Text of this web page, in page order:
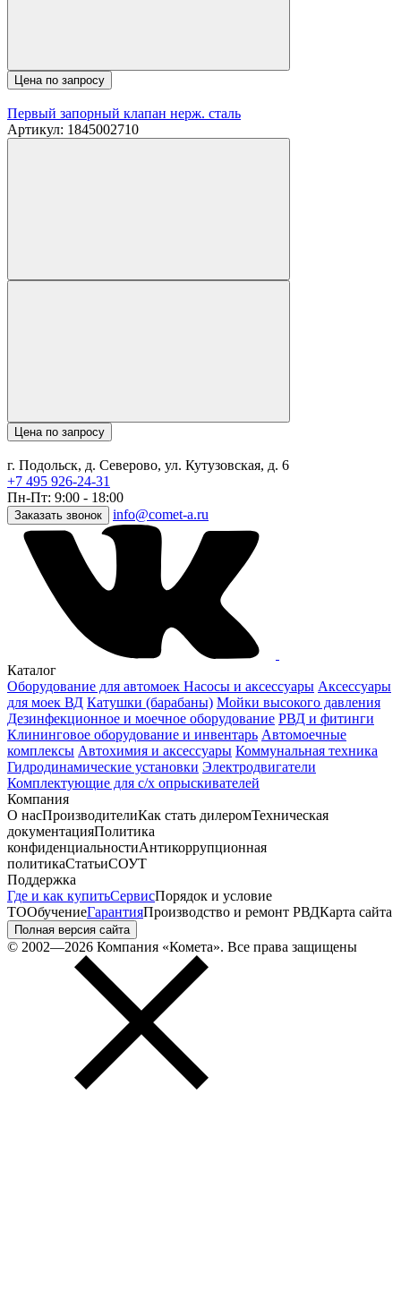
Цена по запросу
Первый запорный клапан нерж. сталь
Артикул: 1845002710
Цена по запросу
г. Подольск, д. Северово, ул. Кутузовская, д. 6
+7 495 926-24-31
Пн-Пт: 9:00 - 18:00
Заказать звонок info@comet-a.ru
Каталог
Оборудование для автомоек Насосы и аксессуары Аксессуары
для моек ВД Катушки (барабаны) Мойки высокого давления
Дезинфекционное и моечное оборудование РВД и фитинги
Клининговое оборудование и инвентарь Автомоечные
комплексы Автохимия и аксессуары Коммунальная техника
Гидродинамические установки Электродвигатели
Комплектующие для с/х опрыскивателей
Компания
О насПроизводителиКак стать дилеромТехническая
документацияПолитика
конфиденциальностиАнтикоррупционная
политикаСтатьиСОУТ
Поддержка
Где и как купитьСервисПорядок и условие
ТООбучениеГарантияПроизводство и ремонт РВДКарта сайта
Полная версия сайта
© 2002—2026 Компания «Комета». Все права защищены